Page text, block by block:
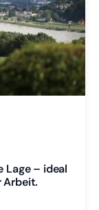
Lage – ideal
Arbeit.